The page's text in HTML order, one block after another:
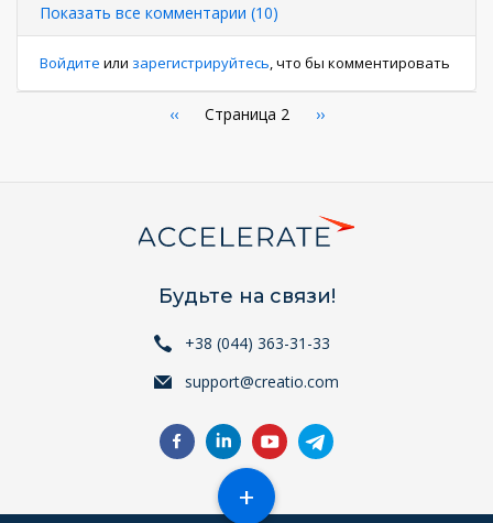
Показать все комментарии (10)
Войдите или зарегистрируйтесь, что бы комментировать
Нумерация
←
‹‹ Страница 2
Следующая
››
Будьте на связи!
+38 (044) 363-31-33
support@creatio.com
+